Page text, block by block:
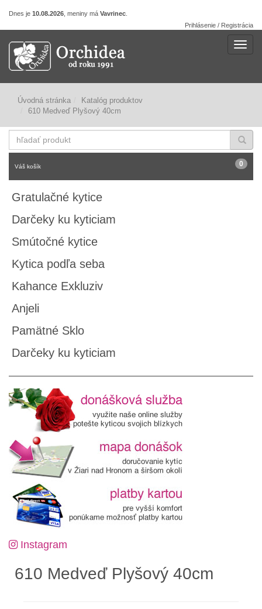
Dnes je 10.08.2026 , meniny má Vavrinec
Prihlásenie / Registrácia
Úvodná stránka
Katalóg produktov
610 Medveď Plyšový 40cm
produkt
Váš košík 0
Gratulačné kytice
Darčeky ku kyticiam
Smútočné kytice
Kytica podľa seba
Kahance Exkluziv
Anjeli
Pamätné Sklo
Darčeky ku kyticiam
Instagram
610 Medveď Plyšový 40cm